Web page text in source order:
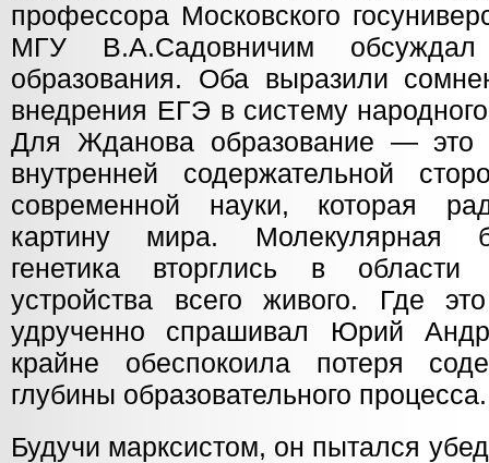
профессора Московского
МГУ В.А.Садовничим обсуждал
образования. Оба выразили
внедрения ЕГЭ в систему
Для Жданова образование — это
внутренней содержательной
современной науки, которая
картину мира. Молекулярная
генетика вторглись в области
устройства всего живого. Где
удрученно спрашивал Юрий
крайне обеспокоила потеря
глубины образовательного процесса.
Будучи марксистом, он пытался